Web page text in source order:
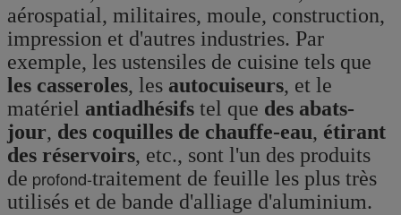
aérospatial, militaires, moule, construction,
impression et d'autres industries. Par
exemple, les ustensiles de cuisine tels que
les casseroles, les autocuiseurs, et le
matériel antiadhésifs tel que des abats-
jour, des coquilles de chauffe-eau, étirant
des réservoirs, etc., sont l'un des produits
de profond-traitement de feuille les plus très
utilisés et de bande d'alliage d'aluminium.